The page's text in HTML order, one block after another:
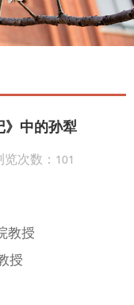
》中的孙犁
次数： 101
教授
授